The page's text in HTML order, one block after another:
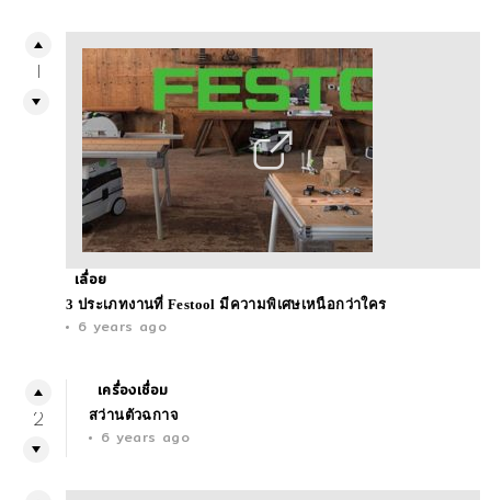
เลื่อย
3 ประเภทงานที่ Festool มีความพิเศษเหนือกว่าใคร
6 years ago
เครื่องเชื่อม
สว่านตัวฉกาจ
6 years ago
2